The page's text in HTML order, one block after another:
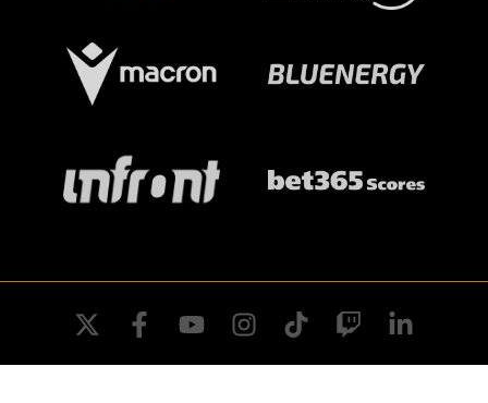
twitter facebookyoutube instagramtiktok twitch